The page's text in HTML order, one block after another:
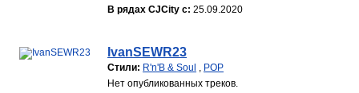
В рядах CJCity с: 25.09.2020
IvanSEWR23
Стили: R'n'B & Soul , POP
Нет опубликованных треков.